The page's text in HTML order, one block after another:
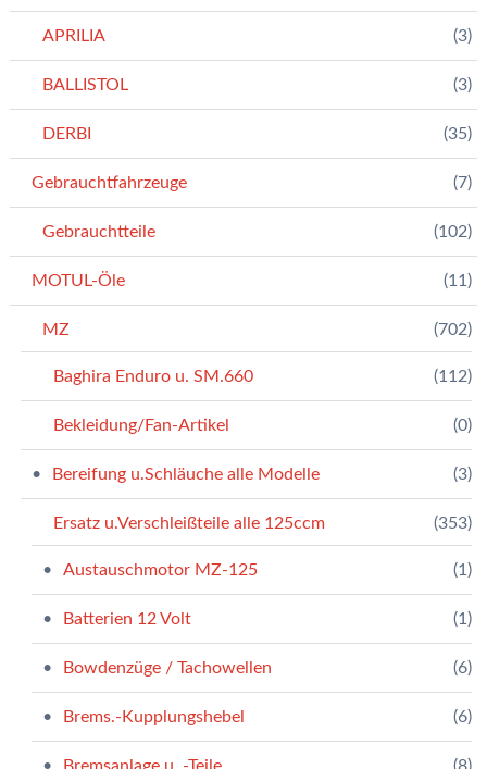
APRILIA (3)
BALLISTOL (3)
DERBI (35)
Gebrauchtfahrzeuge (7)
Gebrauchtteile (102)
MOTUL-Öle (11)
MZ (702)
Baghira Enduro u. SM.660 (112)
Bekleidung/Fan-Artikel (0)
Bereifung u.Schläuche alle Modelle (3)
Ersatz u.Verschleißteile alle 125ccm (353)
Austauschmotor MZ-125 (1)
Batterien 12 Volt (1)
Bowdenzüge / Tachowellen (6)
Brems.-Kupplungshebel (6)